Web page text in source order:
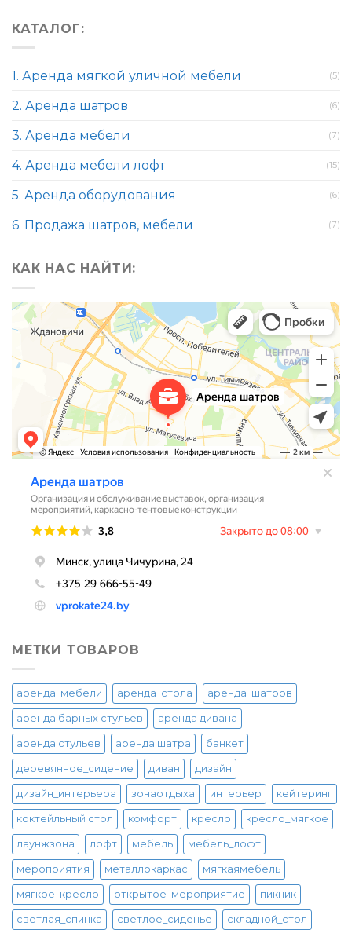
КАТАЛОГ:
1. Аренда мягкой уличной мебели (5)
2. Аренда шатров (6)
3. Аренда мебели (7)
4. Аренда мебели лофт (15)
5. Аренда оборудования (6)
6. Продажа шатров, мебели (7)
КАК НАС НАЙТИ:
МЕТКИ ТОВАРОВ
аренда_мебели аренда_стола аренда_шатров
аренда барных стульев аренда дивана
аренда стульев аренда шатра банкет
деревянное_сидение диван дизайн
дизайн_интерьера зонаотдыха интерьер кейтеринг
коктейльный стол комфорт кресло кресло_мягкое
лаунжзона лофт мебель мебель_лофт
мероприятия металлокаркас мягкаямебель
мягкое_кресло открытое_мероприятие пикник
светлая_спинка светлое_сиденье складной_стол